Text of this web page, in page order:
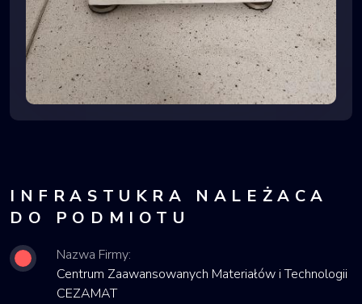
INFRASTUKRA NALEŻACA
DO PODMIOTU
Nazwa Firmy:
Centrum Zaawansowanych Materiałów i Technologii
CEZAMAT